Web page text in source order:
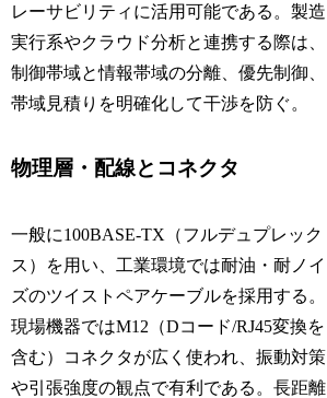
レーサビリティに活用可能である。製造
実行系やクラウド分析と連携する際は、
制御帯域と情報帯域の分離、優先制御、
帯域見積りを明確化して干渉を防ぐ。
物理層・配線とコネクタ
一般に100BASE-TX （フルデュプレック
ス）を用い、工業環境では耐油・耐ノイ
ズのツイストペアケーブルを採用する。
現場機器ではM12 （Dコード/RJ45変換を
含む）コネクタが広く使われ、振動対策
や引張強度の観点で有利である。長距離